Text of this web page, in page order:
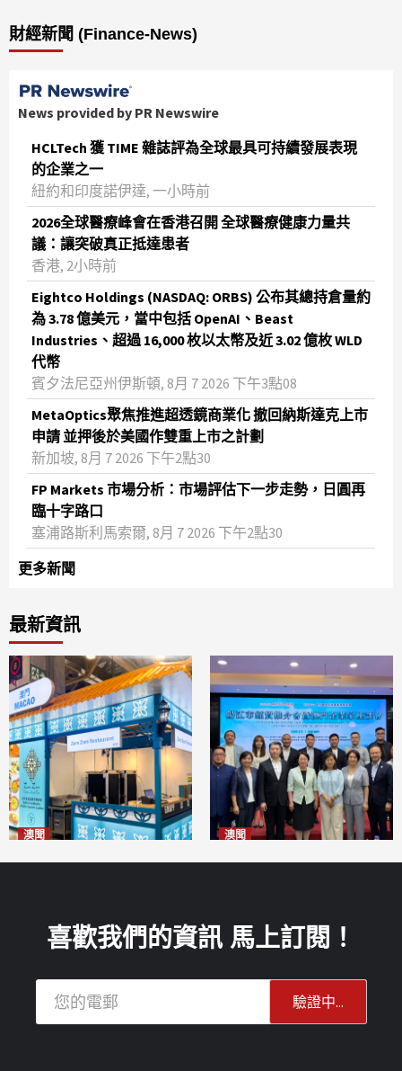
財經新聞 (Finance-News)
News provided by PR Newswire
HCLTech 獲 TIME 雜誌評為全球最具可持續發展表現
的企業之一
紐約和印度諾伊達, 一小時前
2026全球醫療峰會在香港召開 全球醫療健康力量共
議：讓突破真正抵達患者
香港, 2小時前
Eightco Holdings (NASDAQ: ORBS) 公布其總持倉量約
為 3.78 億美元，當中包括 OpenAI、Beast
Industries、超過 16,000 枚以太幣及近 3.02 億枚 WLD
代幣
賓夕法尼亞州伊斯頓, 8月 7 2026 下午3點08
MetaOptics聚焦推進超透鏡商業化 撤回納斯達克上市
申請 並押後於美國作雙重上市之計劃
新加坡, 8月 7 2026 下午2點30
FP Markets 市場分析：市場評估下一步走勢，日圓再
臨十字路口
塞浦路斯利馬索爾, 8月 7 2026 下午2點30
更多新聞
最新資訊
澳聞 澳聞
喜歡我們的資訊 馬上訂閱！